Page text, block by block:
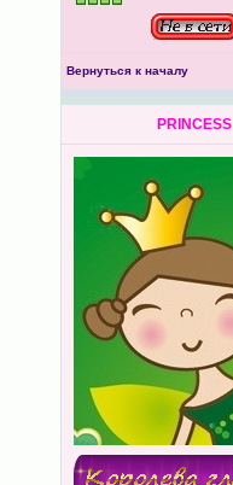
Вернуться к началу
PRINCESS